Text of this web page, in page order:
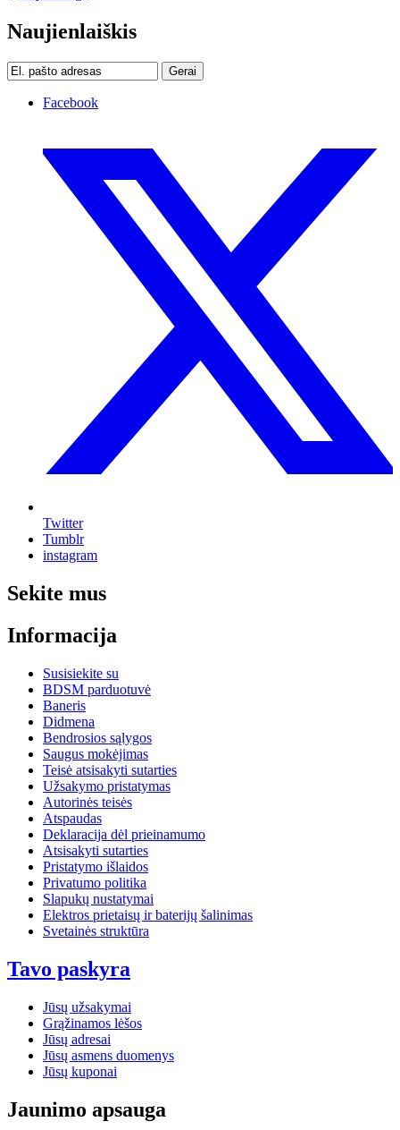
Naujienlaiškis
Gerai
Facebook
Twitter
Tumblr
instagram
Sekite mus
Informacija
Susisiekite su
BDSM parduotuvė
Baneris
Didmena
Bendrosios sąlygos
Saugus mokėjimas
Teisė atsisakyti sutarties
Užsakymo pristatymas
Autorinės teisės
Atspaudas
Deklaracija dėl prieinamumo
Atsisakyti sutarties
Pristatymo išlaidos
Privatumo politika
Slapukų nustatymai
Elektros prietaisų ir baterijų šalinimas
Svetainės struktūra
Tavo paskyra
Jūsų užsakymai
Grąžinamos lėšos
Jūsų adresai
Jūsų asmens duomenys
Jūsų kuponai
Jaunimo apsauga